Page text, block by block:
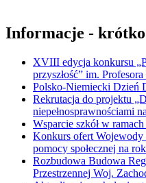
Informacje - krótko
XVIII edycja konkursu
przyszłość” im.
Polsko-Niemiecki Dzień
Rekrutacja do projektu
niepełnosprawnościami
Wsparcie szkół w
Konkurs ofert Wojewody
pomocy społecznej na
Rozbudowa Budowa
Przestrzennej Woj.